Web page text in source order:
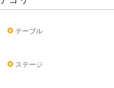
テーブル
ステージ